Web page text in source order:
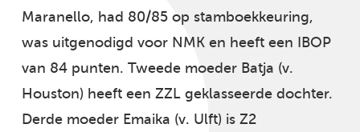
Maranello, had 80/85 op stamboekkeuring,
was uitgenodigd voor NMK en heeft een IBOP
van 84 punten. Tweede moeder Batja (v.
Houston) heeft een ZZL geklasseerde dochter.
Derde moeder Emaika (v. Ulft) is Z2